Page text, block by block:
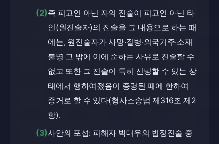
(2)즉 피고인 아닌 자의 진술이 피고인 아닌 타
인(원진술자)의 진술을 그 내용으로 하는 때
에는, 원진술자가 사망·질병·외국거주·소재
불명 그 밖에 이에 준하는 사유로 진술할 수
없고 또한 그 진술이 특히 신빙할 수 있는 상
태에서 행하여졌음이 증명된 때에 한하여
증거로 할 수 있다(형사소송법 제316조 제2
항).
(3)사안의 포섭: 피해자 박대우의 법정진술 중